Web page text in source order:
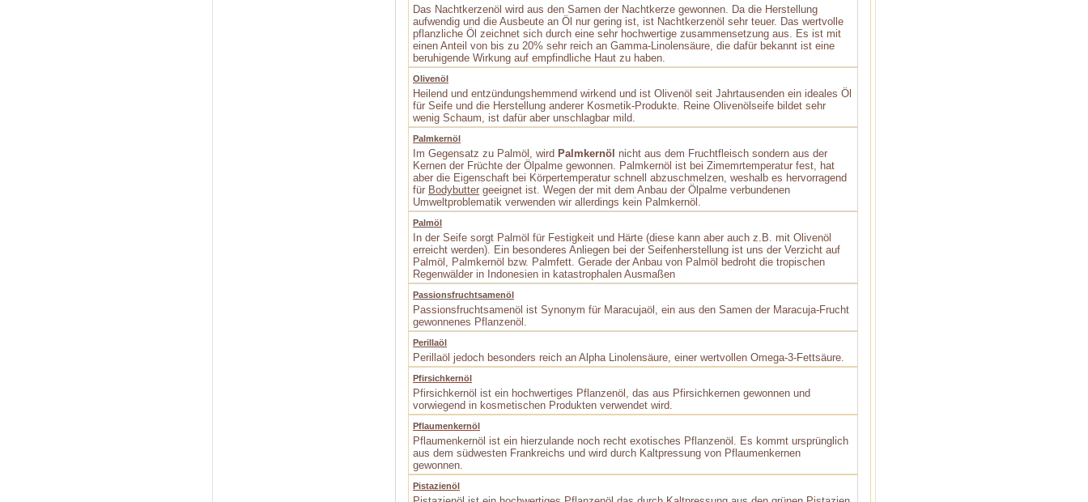
Das Nachtkerzenöl wird aus den Samen der Nachtkerze gewonnen. Da die Herstellung
aufwendig und die Ausbeute an Öl nur gering ist, ist Nachtkerzenöl sehr teuer. Das wertvolle
pflanzliche Öl zeichnet sich durch eine sehr hochwertige zusammensetzung aus. Es ist mit
einen Anteil von bis zu 20% sehr reich an Gamma-Linolensäure, die dafür bekannt ist eine
beruhigende Wirkung auf empfindliche Haut zu haben.
Olivenöl
Heilend und entzündungshemmend wirkend und ist Olivenöl seit Jahrtausenden ein ideales Öl
für Seife und die Herstellung anderer Kosmetik-Produkte. Reine Olivenölseife bildet sehr
wenig Schaum, ist dafür aber unschlagbar mild.
Palmkernöl
Im Gegensatz zu Palmöl, wird Palmkernöl nicht aus dem Fruchtfleisch sondern aus der
Kernen der Früchte der Ölpalme gewonnen. Palmkernöl ist bei Zimemrtemperatur fest, hat
aber die Eigenschaft bei Körpertemperatur schnell abzuschmelzen, weshalb es hervorragend
für Bodybutter geeignet ist. Wegen der mit dem Anbau der Ölpalme verbundenen
Umweltproblematik verwenden wir allerdings kein Palmkernöl.
Palmöl
In der Seife sorgt Palmöl für Festigkeit und Härte (diese kann aber auch z.B. mit Olivenöl
erreicht werden). Ein besonderes Anliegen bei der Seifenherstellung ist uns der Verzicht auf
Palmöl, Palmkernöl bzw. Palmfett. Gerade der Anbau von Palmöl bedroht die tropischen
Regenwälder in Indonesien in katastrophalen Ausmaßen
Passionsfruchtsamenöl
Passionsfruchtsamenöl ist Synonym für Maracujaöl, ein aus den Samen der Maracuja-Frucht
gewonnenes Pflanzenöl.
Perillaöl
Perillaöl jedoch besonders reich an Alpha Linolensäure, einer wertvollen Omega-3-Fettsäure.
Pfirsichkernöl
Pfirsichkernöl ist ein hochwertiges Pflanzenöl, das aus Pfirsichkernen gewonnen und
vorwiegend in kosmetischen Produkten verwendet wird.
Pflaumenkernöl
Pflaumenkernöl ist ein hierzulande noch recht exotisches Pflanzenöl. Es kommt ursprünglich
aus dem südwesten Frankreichs und wird durch Kaltpressung von Pflaumenkernen
gewonnen.
Pistazienöl